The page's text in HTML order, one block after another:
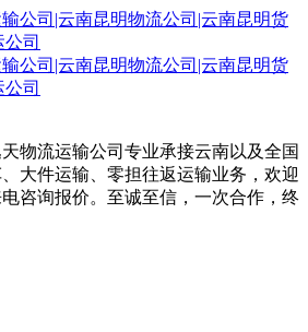
物流运输公司专业承接云南以及全国
大件运输、零担往返运输业务，欢迎
咨询报价。至诚至信，一次合作，终